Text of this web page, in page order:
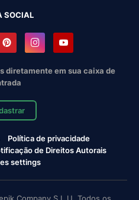
SOCIAL
diretamente em sua caixa de
Política de privacidade
de Direitos Autorais
settings